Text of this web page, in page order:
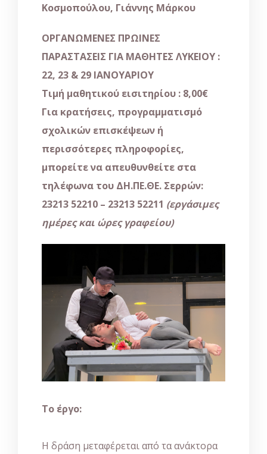
Κοσμοπούλου, Γιάννης Μάρκου
ΟΡΓΑΝΩΜΕΝΕΣ ΠΡΩΙΝΕΣ
ΠΑΡΑΣΤΑΣΕΙΣ ΓΙΑ ΜΑΘΗΤΕΣ ΛΥΚΕΙΟΥ :
22, 23 & 29 ΙΑΝΟΥΑΡΙΟΥ
Τιμή μαθητικού εισιτηρίου : 8,00€
Για κρατήσεις, προγραμματισμό
σχολικών επισκέψεων ή
περισσότερες πληροφορίες,
μπορείτε να απευθυνθείτε στα
τηλέφωνα του ΔΗ.ΠΕ.ΘΕ. Σερρών:
23213 52210 – 23213 52211 (εργάσιμες
ημέρες και ώρες γραφείου)
Το έργο:
Η δράση μεταφέρεται από τα ανάκτορα